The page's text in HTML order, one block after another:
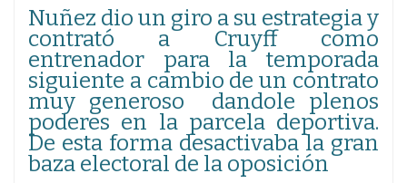
Nuñez dio un giro a su estrategia y
contrató a Cruyff como
entrenador para la temporada
siguiente a cambio de un contrato
muy generoso dandole plenos
poderes en la parcela deportiva.
De esta forma desactivaba la gran
baza electoral de la oposición